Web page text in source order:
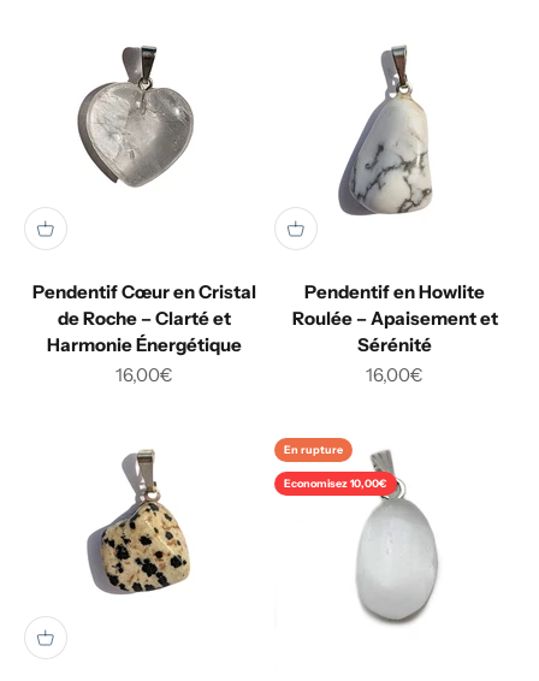
Pendentif Cœur en Cristal
de Roche – Clarté et
Harmonie Énergétique
Prix de vente
16,00€
Pendentif en Howlite
Roulée – Apaisement et
Sérénité
Prix de vente
16,00€
En rupture
Economisez 10,00€